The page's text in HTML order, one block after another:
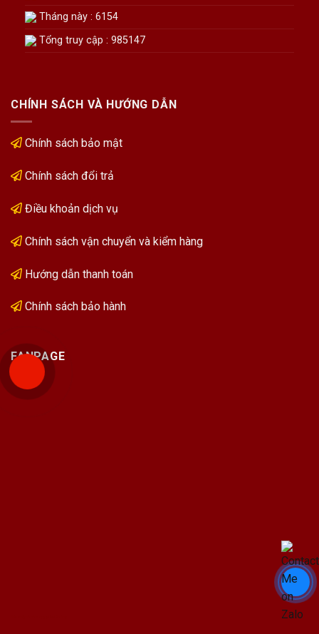
Tháng này : 6154
Tổng truy cập : 985147
CHÍNH SÁCH VÀ HƯỚNG DẪN
Chính sách bảo mật
Chính sách đổi trả
Điều khoản dịch vụ
Chính sách vận chuyển và kiểm hàng
Hướng dẫn thanh toán
Chính sách bảo hành
FANPAGE